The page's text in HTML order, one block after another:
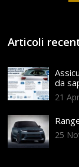
Articoli
da
21
25